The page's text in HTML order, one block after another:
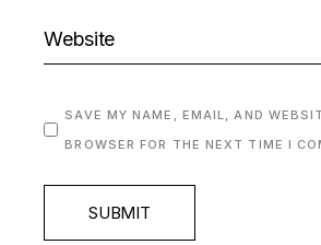
SAVE MY NAME, EMAIL, AND
BROWSER FOR THE NEXT TIME I
SUBMIT